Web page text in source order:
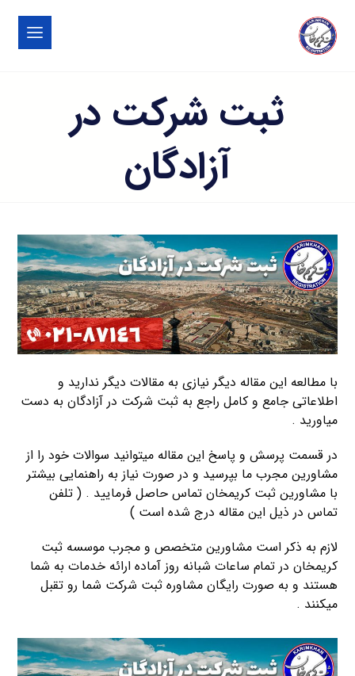
ثبت شرکت در
آزادگان
با مطالعه این مقاله دیگر نیازی به مقالات دیگر ندارید و
اطلاعاتی جامع و کامل راجع به ثبت شرکت در آزادگان به دست
میاورید .
در قسمت پرسش و پاسخ این مقاله میتوانید سوالات خود را از
مشاورین مجرب ما بپرسید و در صورت نیاز به راهنمایی بیشتر
با مشاورین ثبت کریمخان تماس حاصل فرمایید . ( تلفن
تماس در ذیل این مقاله درج شده است )
لازم به ذکر است مشاورین متخصص و مجرب موسسه ثبت
کریمخان در تمام ساعات شبانه روز آماده ارائه خدمات به شما
هستند و به صورت رایگان مشاوره ثبت شرکت شما رو تقبل
میکنند .